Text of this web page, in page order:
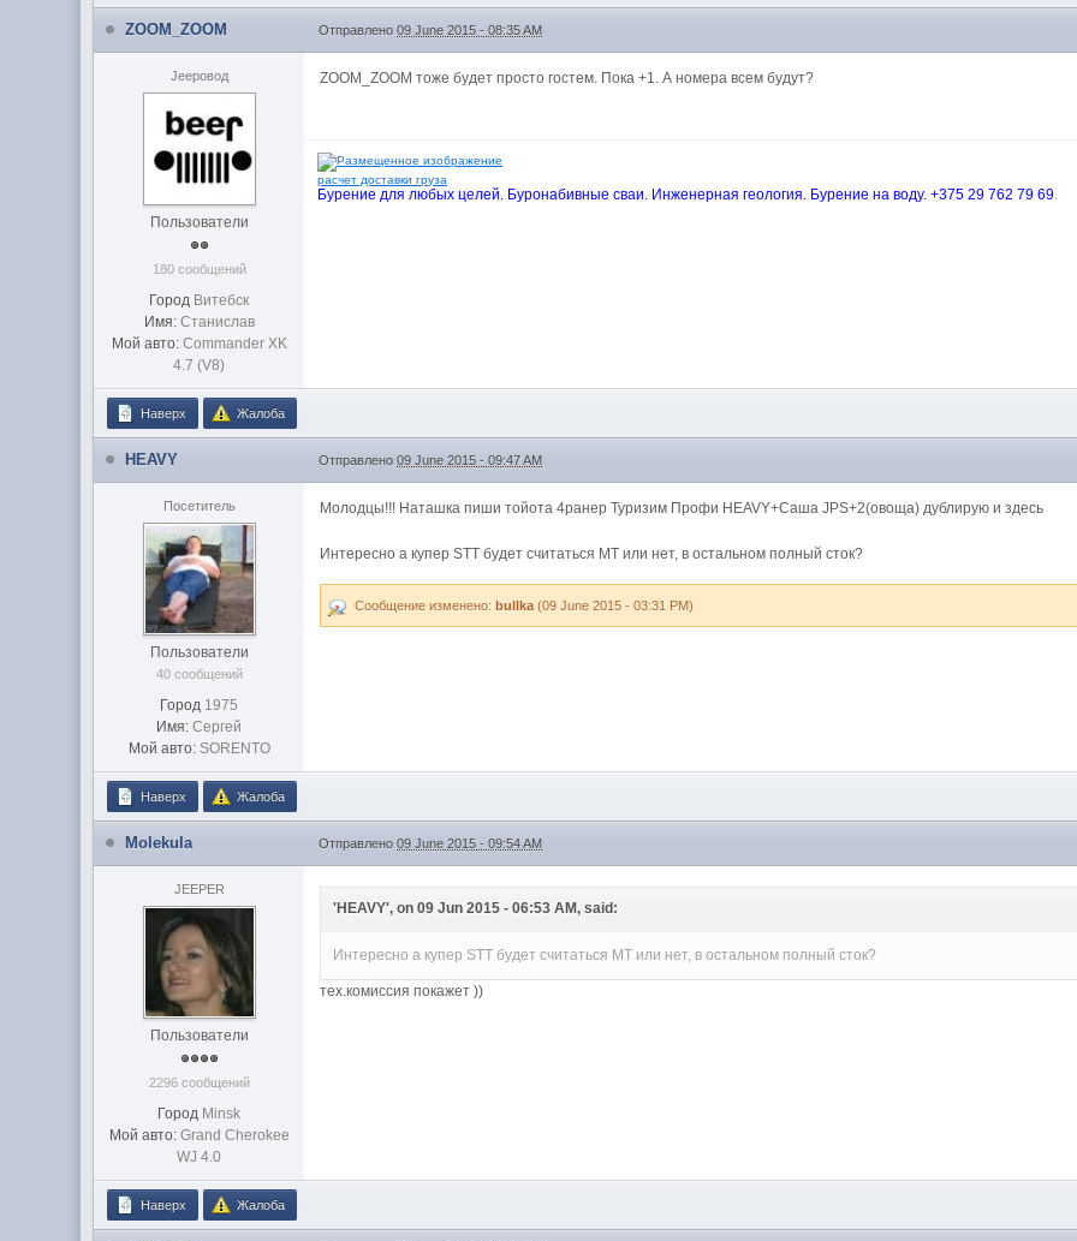
ZOOM_ZOOM Отправлено09 June 2015 - 08:35 AM
Jeepовод
Пользователи
180 сообщений
Город Витебск
Имя: Станислав
Мой авто: Commander XK
4.7 (V8)
ZOOM_ZOOM тоже будет просто гостем. Пока +1. А номера всем будут?
расчет доставки груза
Бурение для любых целей. Буронабивные сваи. Инженерная геология. Бурение на воду. +375 29 762 79 69.
Наверх Жалоба
HEAVY Отправлено09 June 2015 - 09:47 AM
Посетитель
Пользователи
40 сообщений
Город 1975
Имя: Сергей
Мой авто: SORENTO
Молодцы!!! Наташка пиши тойота 4ранер Туризим Профи HEAVY+Саша JPS+2(овоща) дублирую и здесь
Интересно а купер STT будет считаться МТ или нет, в остальном полный сток?
Сообщение изменено:bullka (09 June 2015 - 03:31 PM)
Наверх Жалоба
Molekula Отправлено09 June 2015 - 09:54 AM
JEEPER
Пользователи
2296 сообщений
Город Minsk
Мой авто: Grand Cherokee
WJ 4.0
'HEAVY', on 09 Jun 2015 - 06:53 AM, said:
Интересно а купер STT будет считаться МТ или нет, в остальном полный сток?
тех.комиссия покажет ))
Наверх Жалоба